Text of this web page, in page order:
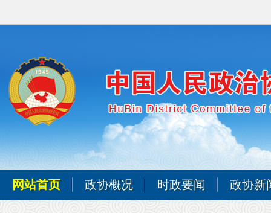
网站首页 政协概况 时政要闻 政协新